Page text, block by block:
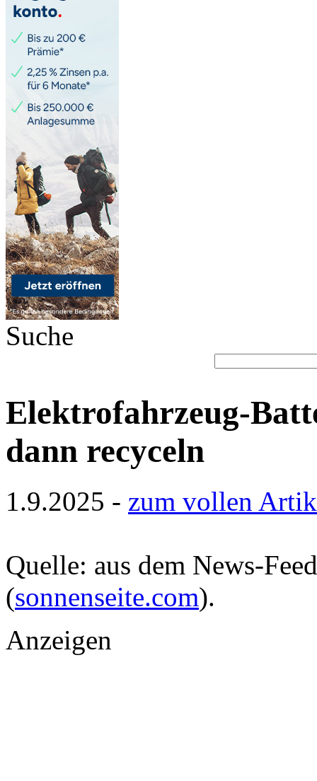
Suche
Elektrofahrzeug-
dann recyceln
1.9.2025 - zum vollen
Quelle: aus dem News-
(sonnenseite.com).
Anzeigen